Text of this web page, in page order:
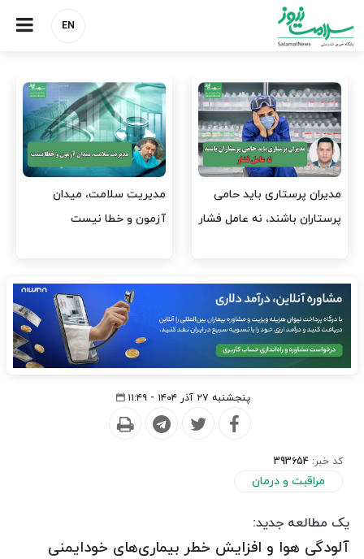
EN
وقت وزیر بهداشت باید صرف
افتتاح پروژه‌ها شود؟
واردات دارو و کالاهای اساسی
باید در اولویت تخصیص ارز
پنجشنبه ۲۷ آذر ۱۴۰۴ - ۱۱:۴۹
کد خبر: 393654
مراقبت و درمان
یک مطالعه جدید:
آلودگی هوا و افزایش خطر بیماری‌های خودایمنی